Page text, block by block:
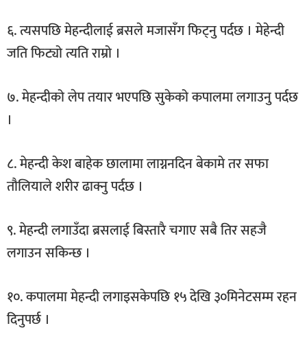
६. त्यसपछि मेहन्दीलाई ब्रसले मजासँग फिट्नु पर्दछ । मेहेन्दी
जति फिट्यो त्यति राम्रो ।
७. मेहन्दीको लेप तयार भएपछि सुकेको कपालमा लगाउनु पर्दछ
।
८. मेहन्दी केश बाहेक छालामा लाग्ननदिन बेकामे तर सफा
तौलियाले शरीर ढाक्नु पर्दछ ।
९. मेहन्दी लगाउँदा ब्रसलाई बिस्तारै चगाए सबै तिर सहजै
लगाउन सकिन्छ ।
१०. कपालमा मेहन्दी लगाइसकेपछि १५ देखि ३०मिनेटसम्म रहन
दिनुपर्छ ।